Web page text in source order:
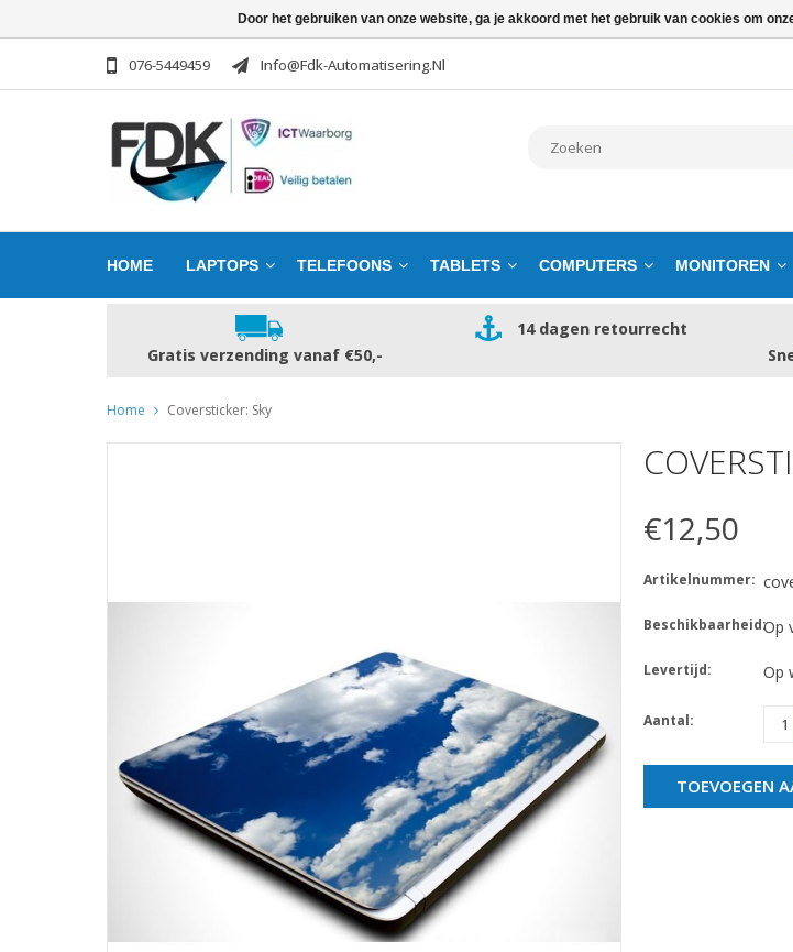
076-5449459 Info@fdk-Automatisering.nl
HOME LAPTOPS TELEFOONS TABLETS COMPUTERS MONITOREN
Gratis verzending vanaf €50,-
14 dagen retourrecht
Home Coversticker: Sky
€12,50
Artikelnummer:
Beschikbaarheid:Op
Levertijd: Op
Aantal:
TOEVOEGEN
Door het gebruiken van onze website, ga je akkoord met het gebruik van cookies om